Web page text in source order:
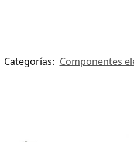
Categorías: Componentes